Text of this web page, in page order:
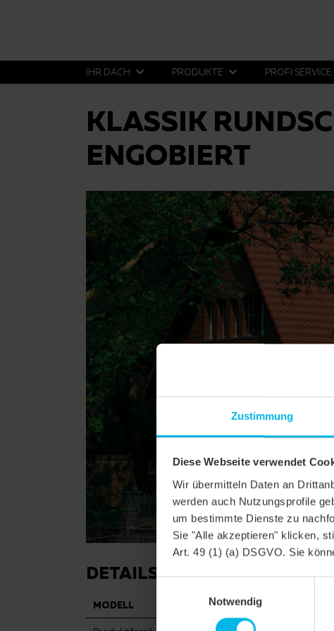
Zustimmung
Diese Webseite verwendet
Wir übermitteln Daten an
werden auch Nutzungsprofile
um bestimmte Dienste zu
Sie "Alle akzeptieren" klicken,
Art. 49 (1) (a) DSGVO. Sie
Notwendig
IHR DACH PRODUKTE PROFI SERVICE
KLASSIK
ENGOBIERT
DETAILS
MODELL KLASSIK RUNDSCHNITT